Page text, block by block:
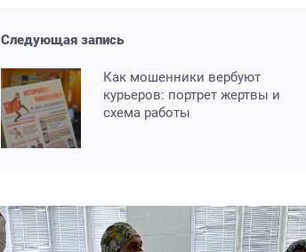
Следующая запись
Как мошенники вербуют
курьеров: портрет жертвы и
схема работы